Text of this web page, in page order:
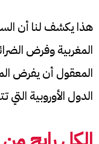
هذا يكشف لنا أن
المغربية وفرض
المعقول أن يفرض
الدول الأوروبية